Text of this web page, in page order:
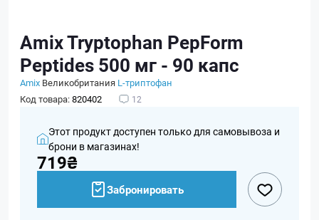
Amix Tryptophan PepForm
Peptides 500 мг - 90 капс
Amix Великобритания L-триптофан
Код товара:820402 12
Этот продукт доступен только для самовывоза и
брони в магазинах!
719₴
Забронировать